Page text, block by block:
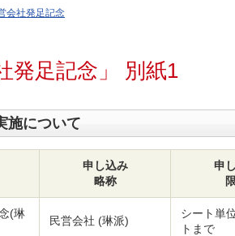
会社発足記念
発足記念」 別紙1
施について
申し込み
略称
申
(琳
民営会社 (琳派)
シート単
トまで